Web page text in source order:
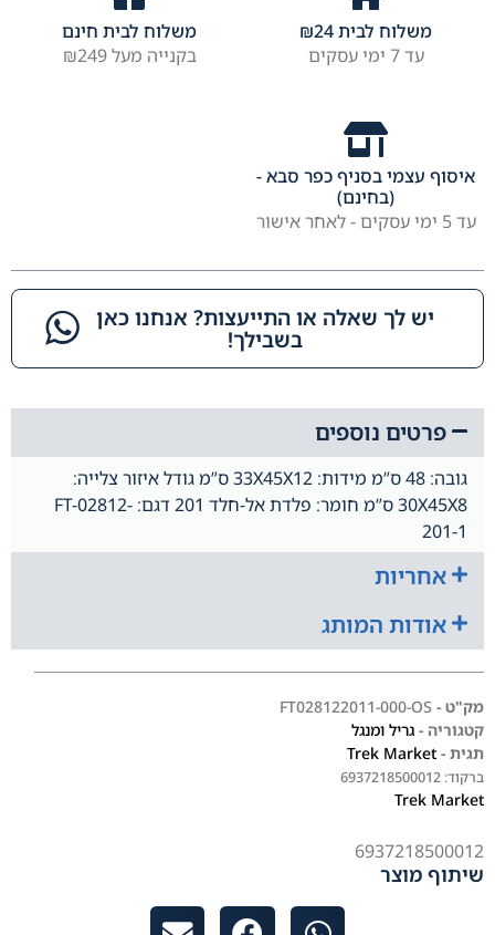
פרטים נוספים
גובה: 48 ס”מ מידות: 33X45X12 ס”מ גודל איזור צלייה:
30X45X8 ס”מ חומר: פלדת אל-חלד 201 דגם: FT-02812-
201-1
אחריות
אודות המותג
מק"ט - FT028122011-000-OS
קטגוריה - גריל ומנגל
תגית - Trek Market
ברקוד: 6937218500012
Trek Market
6937218500012
שיתוף מוצר
משלוח לבית ₪24
עד 7 ימי עסקים
משלוח לבית חינם
בקנייה מעל ₪249
איסוף עצמי בסניף כפר סבא -
(בחינם)
עד 5 ימי עסקים - לאחר אישור
יש לך שאלה או התייעצות? אנחנו כאן
בשבילך!​